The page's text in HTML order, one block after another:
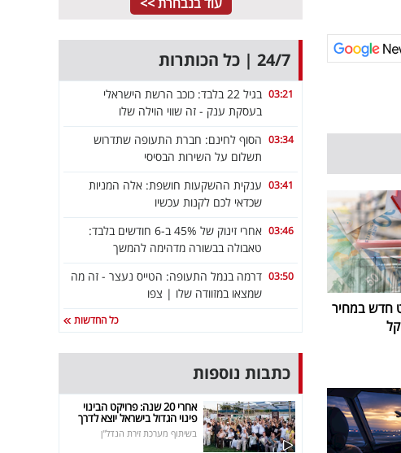
חדש במחיר
24/7 | כל הכותרות
03:21
בגיל 22 בלבד: כוכב הרשת הישראלי
בעסקת ענק - זה שווי הוילה שלו
03:34 הסוף לחינם: חברת התעופה שתדרוש
תשלום על השירות הבסיסי
03:41 ענקית ההשקעות חושפת: אלה המניות
שכדאי לכם לקנות עכשיו
03:46
אחרי זינוק של 45% ב-6 חודשים בלבד:
טאבולה בבשורה מדהימה להמשך
03:50 דרמה בנמל התעופה: הטייס נעצר - זה מה
שמצאו במזוודה שלו | צפו
כל החדשות
כתבות נוספות
אחרי 20 שנה: פרויקט הבינוי
פינוי הגדול בישראל יוצא לדרך
בשיתוף מערכת זירת הנדל"ן